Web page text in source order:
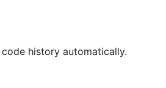
history automatically.